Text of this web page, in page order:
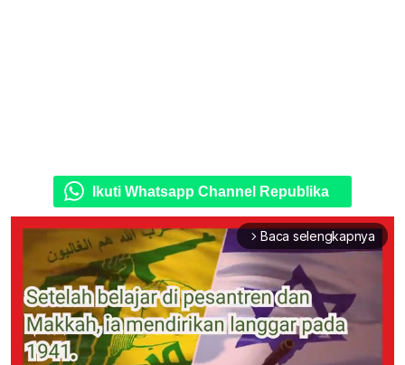
Ikuti Whatsapp Channel Republika
arrow_forward_ios Baca selengkapnya